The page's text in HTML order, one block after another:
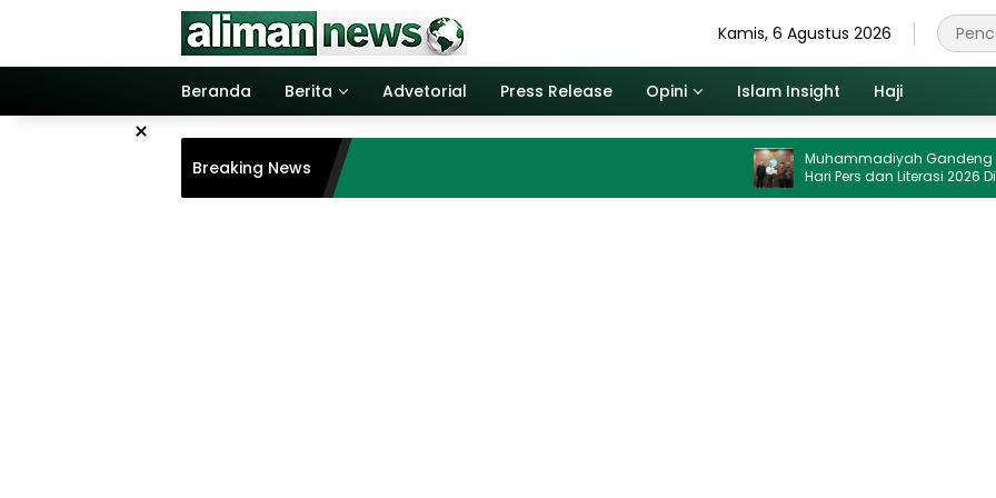
Kamis, 6 Agustus 2026
Beranda Berita Advetorial Press Release Opini Islam Insight Haji
×
Breaking News
Muhammadiyah Gandeng Dewan Pers,
Hari Pers dan Literasi 2026 Digelar di UMJ